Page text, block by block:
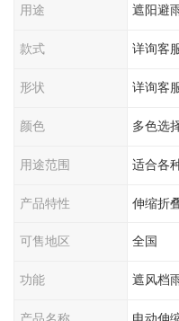
用途 遮阳避
款式 详询客
形状 详询客
颜色 多色选
用途范围 适合各
产品特性 伸缩折
可售地区 全国
功能 遮风档